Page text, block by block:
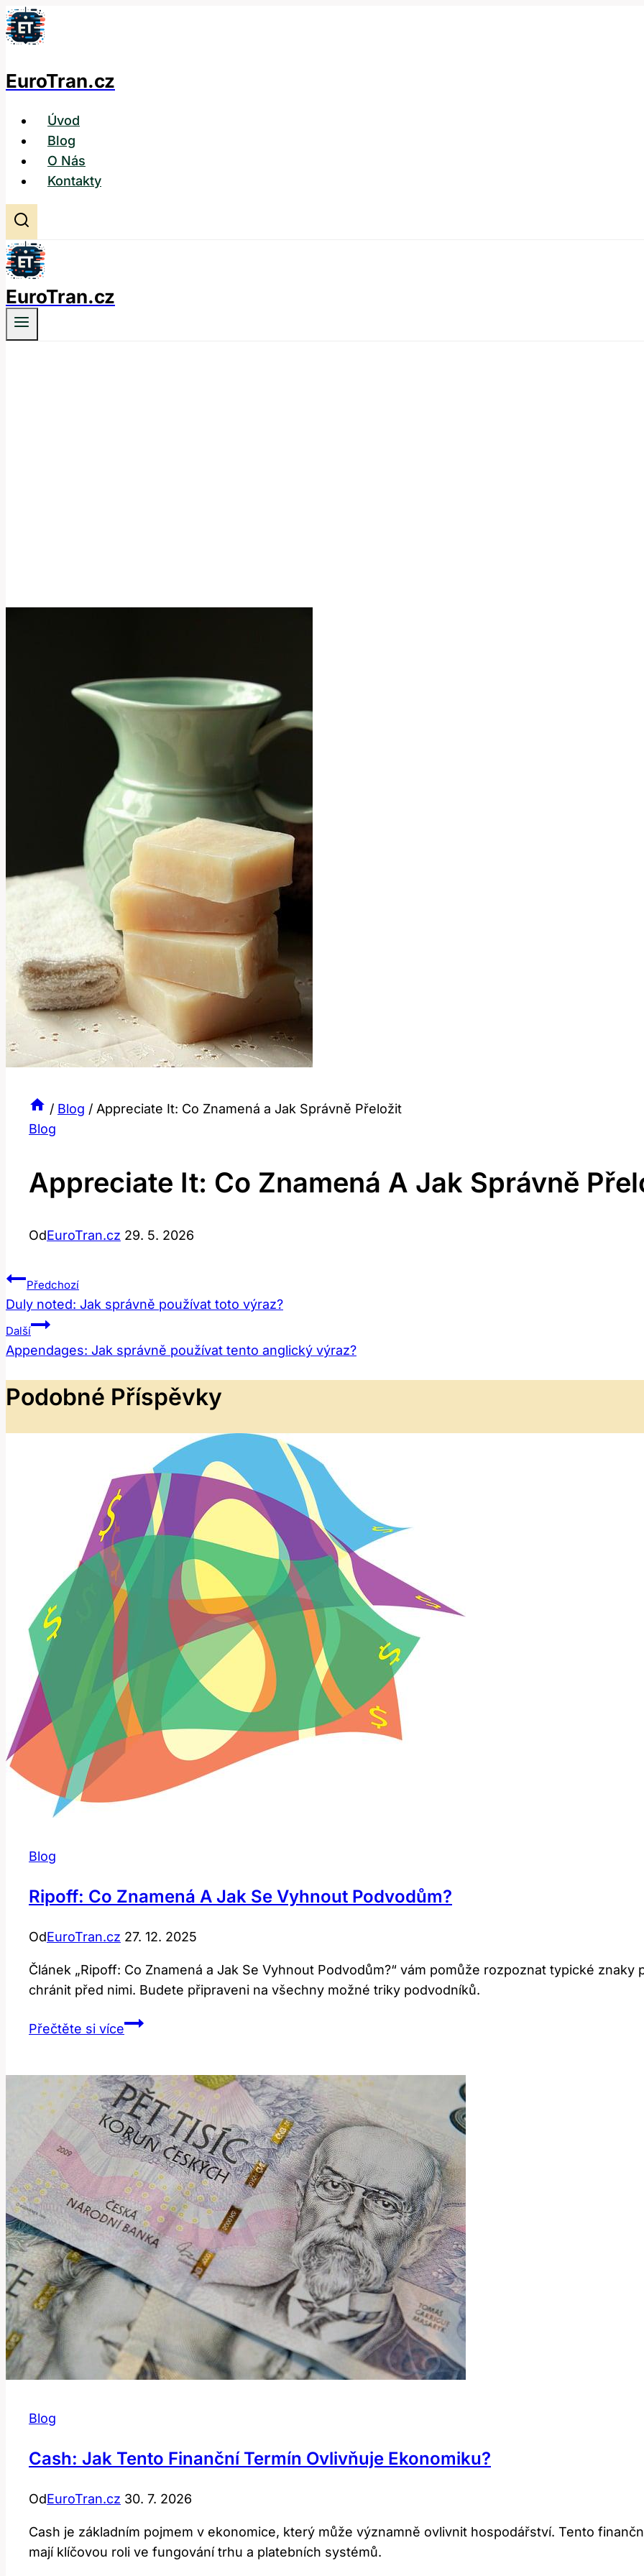
Přeskočit
na
EuroTran.cz
Úvod
Blog
O Nás
Kontakty
EuroTran.cz
/ Blog / Appreciate It: Co Znamená a Jak Správně Přeložit
Blog
Appreciate It: Co Znamená A Jak Správně
OdEuroTran.cz 29. 5. 2026
Navigace
Pro
Příspěvek
Předchozí
Duly noted: Jak správně používat toto výraz?
Další
Appendages: Jak správně používat tento anglický výraz?
Podobné Příspěvky
Blog
Ripoff: Co Znamená A Jak Se Vyhnout Podvodům?
OdEuroTran.cz 27. 12. 2025
Článek „Ripoff: Co Znamená a Jak Se Vyhnout Podvodům?“ vám pomůže rozpoznat typické
chránit před nimi. Budete připraveni na všechny možné triky podvodníků.
Přečtěte si víceRipoff:
a
Jak
Se
Vyhnout
Podvodům?
Blog
Cash: Jak Tento Finanční Termín Ovlivňuje Ekonomiku?
OdEuroTran.cz 30. 7. 2026
Cash je základním pojmem v ekonomice, který může významně ovlivnit hospodářství. Tento
mají klíčovou roli ve fungování trhu a platebních systémů.